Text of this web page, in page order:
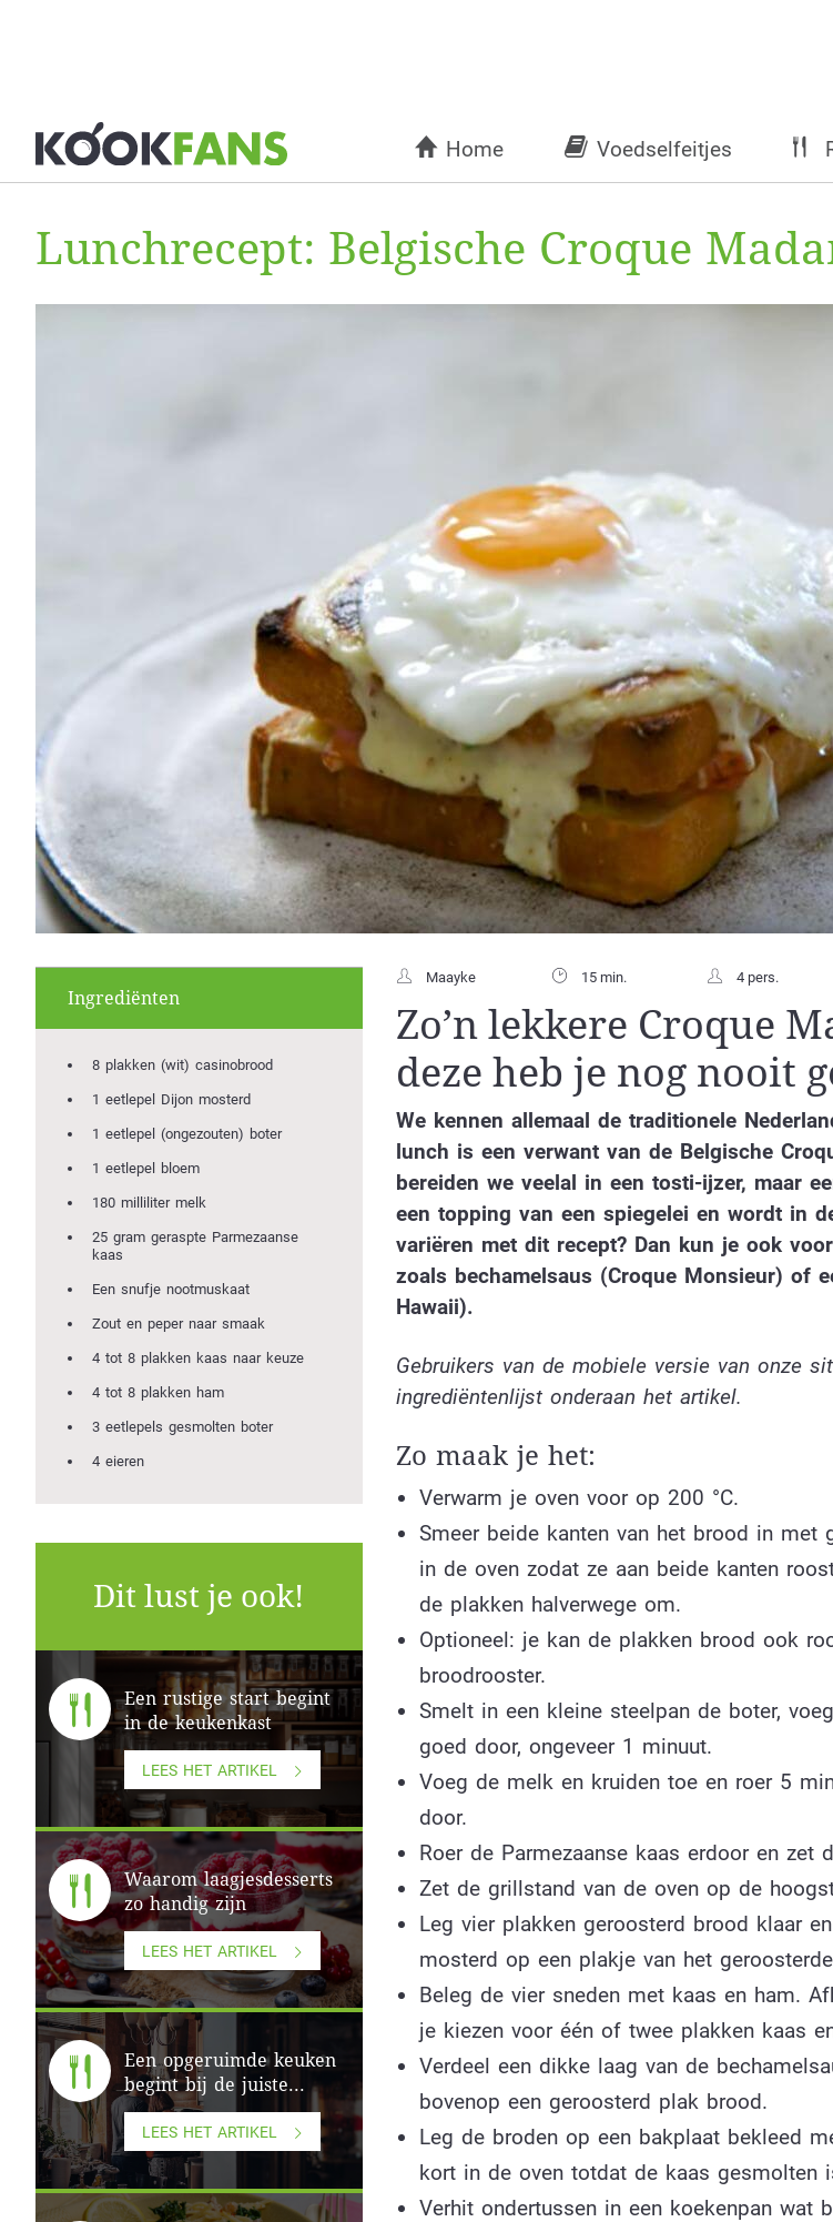
Home Voedselfeitjes
Lunchrecept: Belgische Croque
Ingrediënten
8 plakken (wit) casinobrood
1 eetlepel Dijon mosterd
1 eetlepel (ongezouten) boter
1 eetlepel bloem
180 milliliter melk
25 gram geraspte Parmezaanse
kaas
Een snufje nootmuskaat
Zout en peper naar smaak
4 tot 8 plakken kaas naar keuze
4 tot 8 plakken ham
3 eetlepels gesmolten boter
4 eieren
Dit lust je ook!
Een rustige start begint
in de keukenkast
LEES HET ARTIKEL
Waarom laagjesdesserts
zo handig zijn
LEES HET ARTIKEL
Een opgeruimde keuken
begint bij de juiste...
LEES HET ARTIKEL
Maayke 15 min. 4 pers.
Zo’n lekkere Croque
deze heb je nog nooit
We kennen allemaal de traditionele
lunch is een verwant van de Belgische
bereiden we veelal in een tosti-ijzer, maar
een topping van een spiegelei en wordt in
variëren met dit recept? Dan kun je ook
zoals bechamelsaus (Croque Monsieur) of
Hawaii).
Gebruikers van de mobiele versie van onze
ingrediëntenlijst onderaan het artikel.
Zo maak je het:
Verwarm je oven voor op 200 °C.
Smeer beide kanten van het brood in met
in de oven zodat ze aan beide kanten
de plakken halverwege om.
Optioneel: je kan de plakken brood ook
broodrooster.
Smelt in een kleine steelpan de boter,
goed door, ongeveer 1 minuut.
Voeg de melk en kruiden toe en roer 5
door.
Roer de Parmezaanse kaas erdoor en zet
Zet de grillstand van de oven op de
Leg vier plakken geroosterd brood klaar
mosterd op een plakje van het
Beleg de vier sneden met kaas en ham.
je kiezen voor één of twee plakken kaas
Verdeel een dikke laag van de
bovenop een geroosterd plak brood.
Leg de broden op een bakplaat bekleed
kort in de oven totdat de kaas gesmolten
Verhit ondertussen in een koekenpan wat